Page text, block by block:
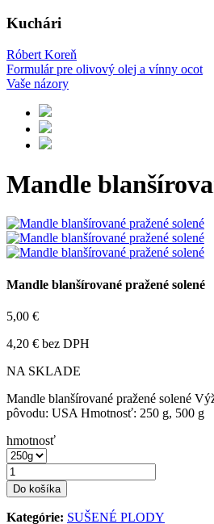
Kuchári
Róbert Koreň
Formulár pre olivový olej a vínny ocot
Vaše názory
Mandle
Mandle blanšírované pražené solené
5,00 €
4,20 € bez DPH
NA SKLADE
Mandle blanšírované pražené solené
pôvodu: USA Hmotnosť: 250 g, 500 g
hmotnosť
Do košíka
Kategórie: SUŠENÉ PLODY